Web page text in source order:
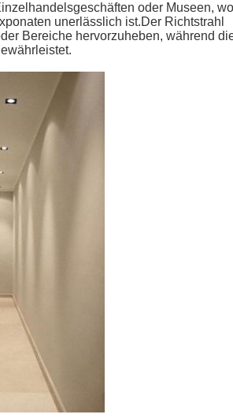
oder Museen,
unerlässlich ist.Der Richtstrahl
Bereiche hervorzuheben, während